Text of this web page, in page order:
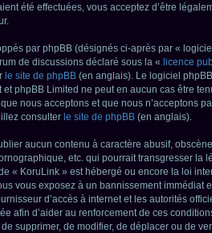
été effectuées, vous acceptez d’être
par phpBB (désignés ci-après par «
de discussions déclaré sous la « licence
le site de phpBB (en anglais). Le logiciel
phpBB Limited ne peut en aucun cas être
nous acceptons et que nous n’acceptons
consulter le site de phpBB (en anglais).
aucun contenu à caractère abusif,
etc. qui pourrait transgresser la
« KoruLink » est hébergé ou encore la loi
vous exposez à un bannissement immédiat
d’accès à internet et les autorités
afin d’aider au renforcement de ces
supprimer, de modifier, de déplacer ou de